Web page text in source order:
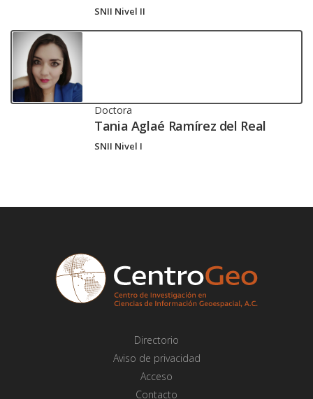
SNII Nivel II
Doctora
Tania Aglaé Ramírez del Real
SNII Nivel I
Directorio
Aviso de privacidad
Acceso
Contacto